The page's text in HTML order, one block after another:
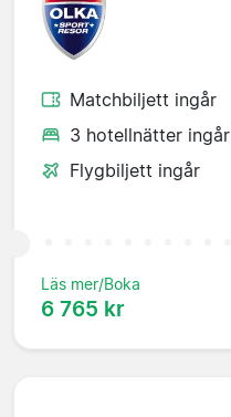
Matchbiljett ingår
3 hotellnätter ingår
Flygbiljett ingår
Läs mer/Boka
6 765 kr